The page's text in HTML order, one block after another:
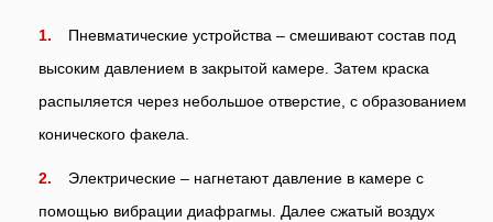
Пневматические устройства – смешивают состав под
высоким давлением в закрытой камере. Затем краска
распыляется через небольшое отверстие, с образованием
конического факела.
Электрические – нагнетают давление в камере с
помощью вибрации диафрагмы. Далее сжатый воздух